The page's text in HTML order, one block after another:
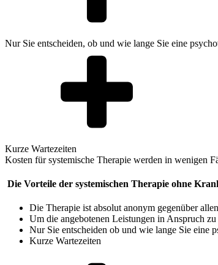
Nur Sie entscheiden, ob und wie lange Sie eine
Kurze Wartezeiten
Kosten für systemische Therapie werden in wenigen
Die Vorteile der systemischen Therapie ohne
Die Therapie ist absolut anonym gegenüber
Um die angebotenen Leistungen in Anspruch
Nur Sie entscheiden ob und wie lange Sie eine
Kurze Wartezeiten